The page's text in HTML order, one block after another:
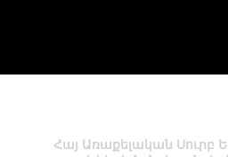
Հայ Առաքելական Սուրբ